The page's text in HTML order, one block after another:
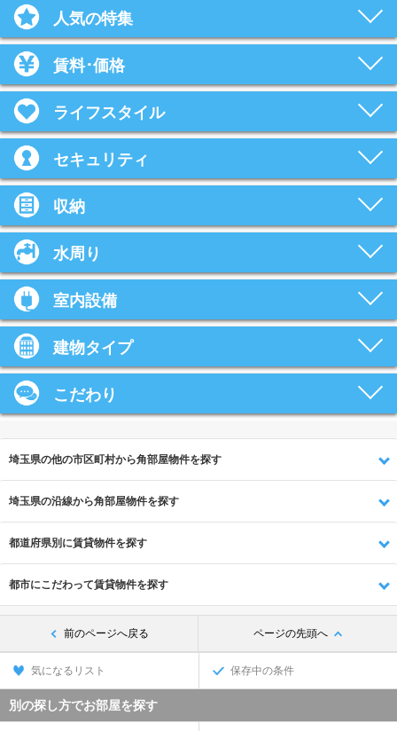
人気の特集
賃料･価格
ライフスタイル
セキュリティ
収納
水周り
室内設備
建物タイプ
こだわり
埼玉県の他の市区町村から角部屋物件を探す
埼玉県の沿線から角部屋物件を探す
都道府県別に賃貸物件を探す
都市にこだわって賃貸物件を探す
前のページへ戻る ページの先頭へ
気になるリスト 保存中の条件
別の探し方でお部屋を探す